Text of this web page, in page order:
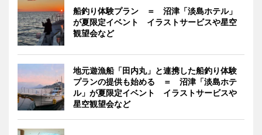
船釣り体験プラン ＝ 沼津「淡島ホテル」
が夏限定イベント イラストサービスや星空
観望会など
地元遊漁船「田内丸」と連携した船釣り体験
プランの提供も始める ＝ 沼津「淡島ホテ
ル」が夏限定イベント イラストサービスや
星空観望会など